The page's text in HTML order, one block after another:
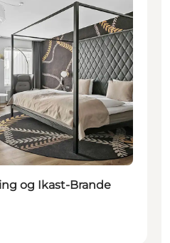
og Ikast-Brande